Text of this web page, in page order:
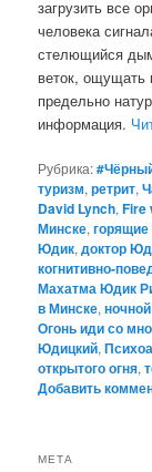
загрузить все
человека
стелющийся
веток, ощущать
предельно
информация.
Рубрика:
туризм,ретрит,
David Lynch,Fire
Минске,горящие
Юдик,доктор
когнитивно-
Махатма Юдик
в Минске,
Огонь иди со
Юдицкий,
открытого огня,
Добавить
МЕТА